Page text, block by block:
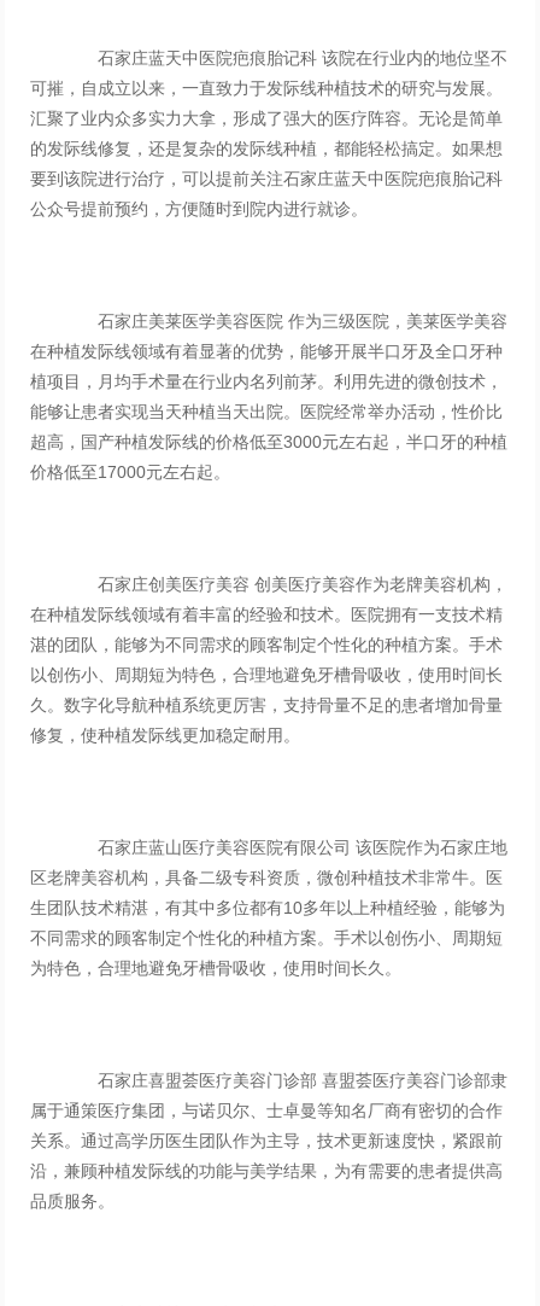
石家庄蓝天中医院疤痕胎记科 该院在行业内的地位坚不
可摧，自成立以来，一直致力于发际线种植技术的研究与发展。
汇聚了业内众多实力大拿，形成了强大的医疗阵容。无论是简单
的发际线修复，还是复杂的发际线种植，都能轻松搞定。如果想
要到该院进行治疗，可以提前关注石家庄蓝天中医院疤痕胎记科
公众号提前预约，方便随时到院内进行就诊。
石家庄美莱医学美容医院 作为三级医院，美莱医学美容
在种植发际线领域有着显著的优势，能够开展半口牙及全口牙种
植项目，月均手术量在行业内名列前茅。利用先进的微创技术，
能够让患者实现当天种植当天出院。医院经常举办活动，性价比
超高，国产种植发际线的价格低至3000元左右起，半口牙的种植
价格低至17000元左右起。
石家庄创美医疗美容 创美医疗美容作为老牌美容机构，
在种植发际线领域有着丰富的经验和技术。医院拥有一支技术精
湛的团队，能够为不同需求的顾客制定个性化的种植方案。手术
以创伤小、周期短为特色，合理地避免牙槽骨吸收，使用时间长
久。数字化导航种植系统更厉害，支持骨量不足的患者增加骨量
修复，使种植发际线更加稳定耐用。
石家庄蓝山医疗美容医院有限公司 该医院作为石家庄地
区老牌美容机构，具备二级专科资质，微创种植技术非常牛。医
生团队技术精湛，有其中多位都有10多年以上种植经验，能够为
不同需求的顾客制定个性化的种植方案。手术以创伤小、周期短
为特色，合理地避免牙槽骨吸收，使用时间长久。
石家庄喜盟荟医疗美容门诊部 喜盟荟医疗美容门诊部隶
属于通策医疗集团，与诺贝尔、士卓曼等知名厂商有密切的合作
关系。通过高学历医生团队作为主导，技术更新速度快，紧跟前
沿，兼顾种植发际线的功能与美学结果，为有需要的患者提供高
品质服务。